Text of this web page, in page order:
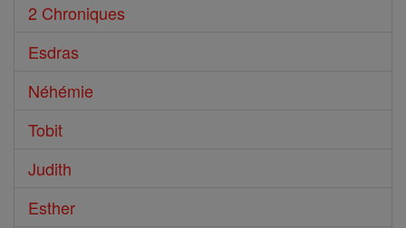
2 Chroniques
Esdras
Néhémie
Tobit
Judith
Esther